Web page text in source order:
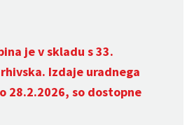
je v skladu s 33.
Izdaje uradnega
28.2.2026, so dostopne